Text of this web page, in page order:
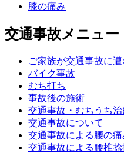
膝の痛み
交通事故メニュー
ご家族が交通事故に
バイク事故
むち打ち
事故後の施術
交通事故・むちうち治
交通事故について
交通事故による腰の痛
交通事故による腰椎